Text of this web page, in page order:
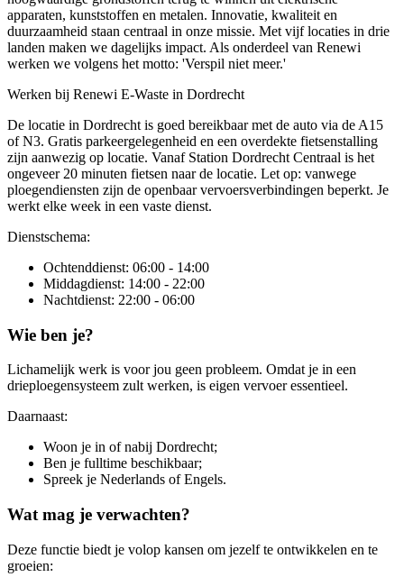
apparaten, kunststoffen en metalen. Innovatie, kwaliteit en
duurzaamheid staan centraal in onze missie. Met vijf locaties in drie
landen maken we dagelijks impact. Als onderdeel van Renewi
werken we volgens het motto: 'Verspil niet meer.'
Werken bij Renewi E-Waste in Dordrecht
De locatie in Dordrecht is goed bereikbaar met de auto via de A15
of N3. Gratis parkeergelegenheid en een overdekte fietsenstalling
zijn aanwezig op locatie. Vanaf Station Dordrecht Centraal is het
ongeveer 20 minuten fietsen naar de locatie. Let op: vanwege
ploegendiensten zijn de openbaar vervoersverbindingen beperkt. Je
werkt elke week in een vaste dienst.
Dienstschema:
Ochtenddienst: 06:00 - 14:00
Middagdienst: 14:00 - 22:00
Nachtdienst: 22:00 - 06:00
Wie ben je?
Lichamelijk werk is voor jou geen probleem. Omdat je in een
drieploegensysteem zult werken, is eigen vervoer essentieel.
Daarnaast:
Woon je in of nabij Dordrecht;
Ben je fulltime beschikbaar;
Spreek je Nederlands of Engels.
Wat mag je verwachten?
Deze functie biedt je volop kansen om jezelf te ontwikkelen en te
groeien: